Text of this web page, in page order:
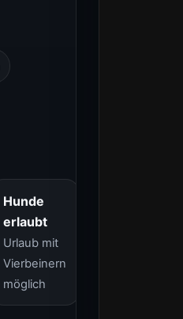
Hunde
erlaubt
Urlaub mit
Vierbeinern
möglich